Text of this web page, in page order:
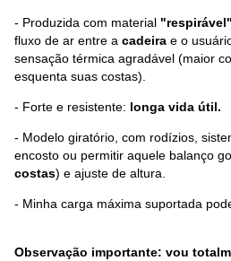
- Produzida com material "respirável"
fluxo de ar entre a cadeira e o
sensação térmica agradável (maior
esquenta suas costas).
- Forte e resistente: longa vida útil.
- Modelo giratório, com rodízios,
encosto ou permitir aquele balanço
costas) e ajuste de altura.
- Minha carga máxima suportada
Observação importante: vou